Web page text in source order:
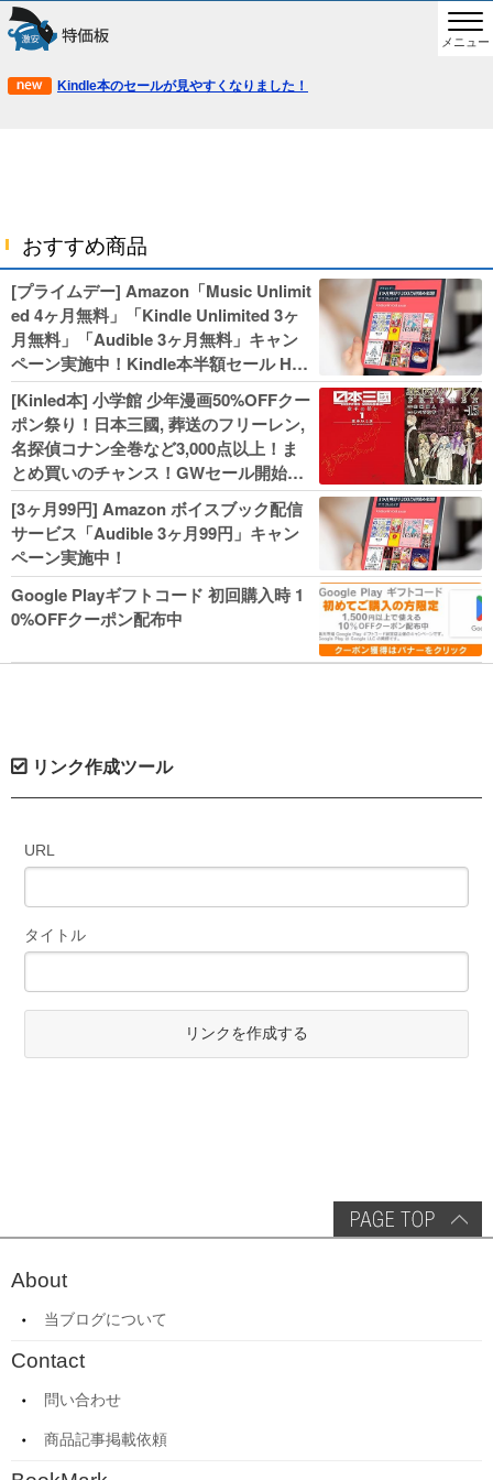
メニュー
Kindle本のセールが見やすくなりました！
おすすめ商品
[プライムデー] Amazon「Music Unlimit
ed 4ヶ月無料」「Kindle Unlimited 3ヶ
月無料」「Audible 3ヶ月無料」キャン
ペーン実施中！Kindle本半額セール HU
NTER×HUNTERなど集英社、無職転生,
幼女戦記などKADOKAWA、キャプテン
翼100円セールも！
[Kinled本] 小学館 少年漫画50%OFFクー
ポン祭り！日本三國, 葬送のフリーレン,
名探偵コナン全巻など3,000点以上！ま
とめ買いのチャンス！GWセール開始！
人気コミック多数 カドカワ祭やIT関連本
がセールに！
[3ヶ月99円] Amazon ボイスブック配信
サービス「Audible 3ヶ月99円」キャン
ペーン実施中！
Google Playギフトコード 初回購入時 1
0%OFFクーポン配布中
リンク作成ツール
URL
タイトル
リンクを作成する
About
当ブログについて
Contact
問い合わせ
商品記事掲載依頼